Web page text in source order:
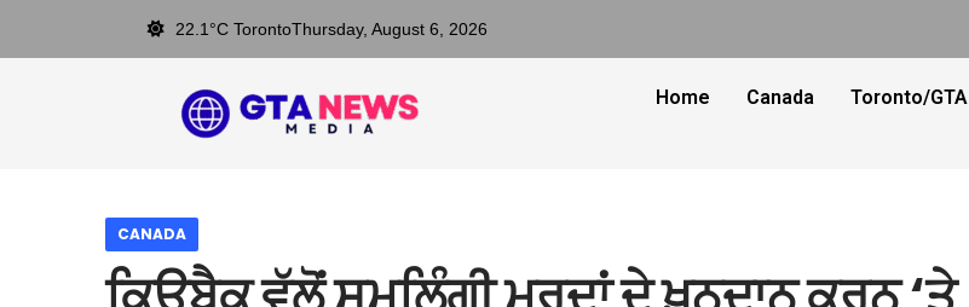
22.1°C TorontoThursday, August 6, 2026
Home Canada Toronto/GTA
CANADA